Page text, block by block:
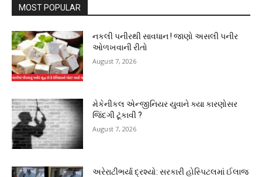
MOST POPULAR
નકલી પનીરથી સાવધાન ! જાણો અસલી પનીર
ઓળખવાની રીતો
August 7, 2026
મેકેનીકલ એન્જીનિયર યુવાને ક્યા કારણોસર
જિંદગી ટૂંકાવી ?
August 7, 2026
અરેરાટીભર્યા દ્રશ્યો: સરકારી હોસ્પિટલમાં ઈલાજ